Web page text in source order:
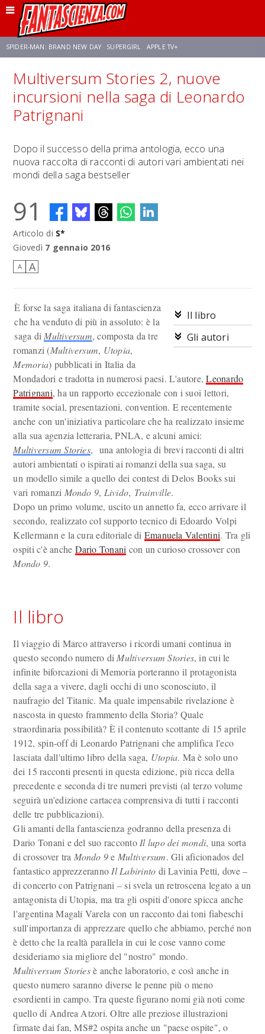
SPIDER-MAN: BRAND NEW DAY SUPERGIRL APPLE TV+
FRANCO RICCIARDIELLO ZENDAYA STAR TREK AVENGERS: DOOMSDAY
SADIE SINK
Multiversum Stories 2, nuove
incursioni nella saga di Leonardo
Patrignani
Dopo il successo della prima antologia, ecco una
nuova raccolta di racconti di autori vari ambientati nei
mondi della saga bestseller
91
Articolo di S*
Giovedì 7 gennaio 2016
A A
Il libro
Gli autori
È forse la saga italiana di fantascienza
che ha venduto di più in assoluto: è la
saga di Multiversum, composta da tre
romanzi (Multiversum, Utopia,
Memoria) pubblicati in Italia da
Mondadori e tradotta in numerosi paesi. L'autore,Leonardo
Patrignani, ha un rapporto eccezionale con i suoi lettori,
tramite social, presentazioni, convention. E recentemente
anche con un'iniziativa particolare che ha realizzato insieme
alla sua agenzia letteraria, PNLA, e alcuni amici:
Multiversum Stories, una antologia di brevi racconti di altri
autori ambientati o ispirati ai romanzi della sua saga, su
un modello simile a quello dei contest di Delos Books sui
vari romanzi Mondo 9, Livido, Trainville.
Dopo un primo volume, uscito un annetto fa, ecco arrivare il
secondo, realizzato col supporto tecnico di Edoardo Volpi
Kellermann e la cura editoriale di Emanuela Valentini. Tra gli
ospiti c'è anche Dario Tonani con un curioso crossover con
Mondo 9.
Il libro
Il viaggio di Marco attraverso i ricordi umani continua in
questo secondo numero di Multiversum Stories, in cui le
infinite biforcazioni di Memoria porteranno il protagonista
della saga a vivere, dagli occhi di uno sconosciuto, il
naufragio del Titanic. Ma quale impensabile rivelazione è
nascosta in questo frammento della Storia? Quale
straordinaria possibilità? È il contenuto scottante di 15 aprile
1912, spin-off di Leonardo Patrignani che amplifica l'eco
lasciata dall'ultimo libro della saga, Utopia. Ma è solo uno
dei 15 racconti presenti in questa edizione, più ricca della
precedente e seconda di tre numeri previsti (al terzo volume
seguirà un'edizione cartacea comprensiva di tutti i racconti
delle tre pubblicazioni).
Gli amanti della fantascienza godranno della presenza di
Dario Tonani e del suo racconto Il lupo dei mondi, una sorta
di crossover tra Mondo 9e Multiversum. Gli aficionados del
fantastico apprezzeranno Il Labirinto di Lavinia Petti, dove –
di concerto con Patrignani – si svela un retroscena legato a un
antagonista di Utopia, ma tra gli ospiti d'onore spicca anche
l'argentina Magalí Varela con un racconto dai toni fiabeschi
sull'importanza di apprezzare quello che abbiamo, perché non
è detto che la realtà parallela in cui le cose vanno come
desideriamo sia migliore del "nostro" mondo.
Multiversum Storiesè anche laboratorio, e così anche in
questo numero saranno diverse le penne più o meno
esordienti in campo. Tra queste figurano nomi già noti come
quello di Andrea Atzori. Oltre alle preziose illustrazioni
firmate dai fan, MS#2 ospita anche un "paese ospite", o